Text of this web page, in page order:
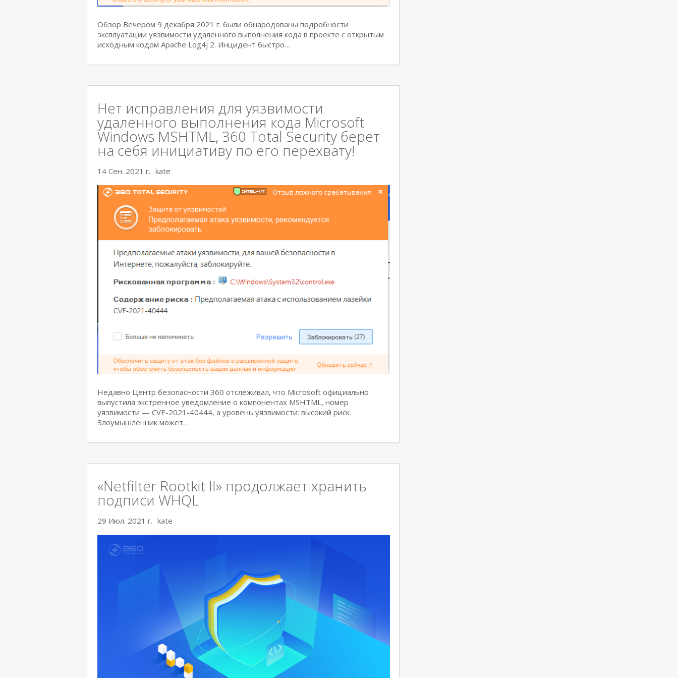
Обзор Вечером 9 декабря 2021 г. были обнародованы подробности
эксплуатации уязвимости удаленного выполнения кода в проекте с открытым
исходным кодом Apache Log4j 2. Инцидент быстро…
Нет исправления для уязвимости
удаленного выполнения кода Microsoft
Windows MSHTML, 360 Total Security берет
на себя инициативу по его перехвату!
14 Сен. 2021 г. kate
Недавно Центр безопасности 360 отслеживал, что Microsoft официально
выпустила экстренное уведомление о компонентах MSHTML, номер
уязвимости — CVE-2021-40444, а уровень уязвимости: высокий риск.
Злоумышленник может…
«Netfilter Rootkit II» продолжает хранить
подписи WHQL
29 Июл. 2021 г. kate